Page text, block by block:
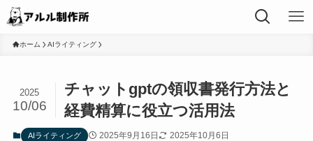
ホーム AIライティング
チャットgptの領収書発行方法と
経費精算に役立つ活用法
2025
10/06
AIライティング 2025年9月16日 2025年10月6日